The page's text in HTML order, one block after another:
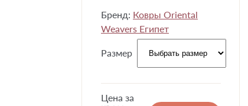
Бренд: Ковры Oriental
Weavers Египет
Размер
Цена за